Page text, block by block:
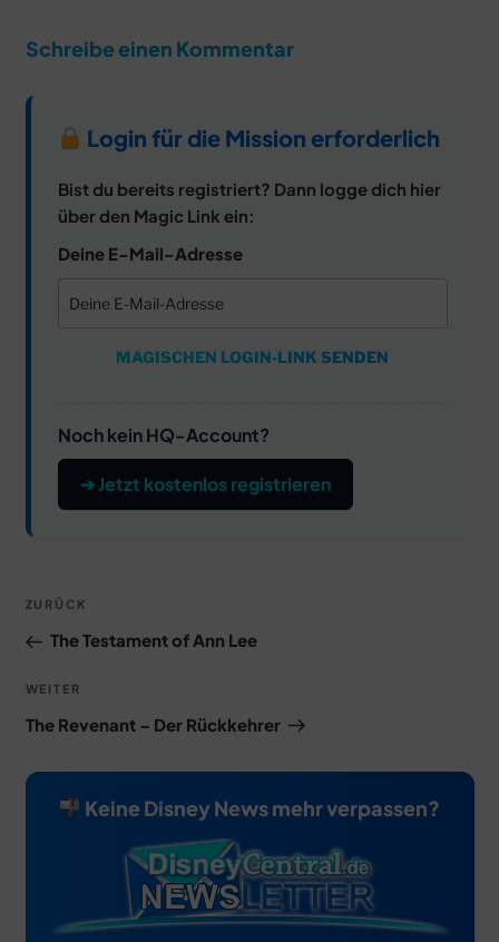
Schreibe einen Kommentar
Login für die Mission erforderlich
Bist du bereits registriert? Dann logge dich hier
über den Magic Link ein:
Deine E-Mail-Adresse
MAGISCHEN LOGIN-LINK SENDEN
Noch kein HQ-Account?
➔ Jetzt kostenlos registrieren
Beitragsnavigation
Vorheriger
Beitrag
ZURÜCK
The Testament of Ann Lee
Nächster
Beitrag
WEITER
The Revenant – Der Rückkehrer
Keine Disney News mehr verpassen?